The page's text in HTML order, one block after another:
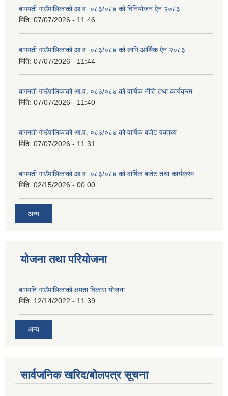
बागमती गाउँपालिकाको आ.व. ०८३/०८४ को विनियोजन ऐन २०८३
मिति: 07/07/2026 - 11:46
बागमती गाउँपालिकाको आ.व. ०८३/०८४ को लागि आर्थिक ऐन २०८३
मिति: 07/07/2026 - 11:44
बागमती गाउँपालिकाको आ.व. ०८३/०८४ को वार्षिक नीति तथा कार्यक्रम
मिति: 07/07/2026 - 11:40
बागमती गाउँपालिकाको आ.व. ०८३/०८४ को वार्षिक बजेट वक्तव्य
मिति: 07/07/2026 - 11:31
बागमती गाउँपालिकाको आ.व. ०८३/०८४ को वार्षिक बजेट तथा कार्यक्रम
मिति: 02/15/2026 - 00:00
अन्य
योजना तथा परियोजना
बागमति गाउँपालिकाको क्षमता विकास योजना
मिति: 12/14/2022 - 11:39
अन्य
सार्वजनिक खरिद/बोलपत्र सूचना